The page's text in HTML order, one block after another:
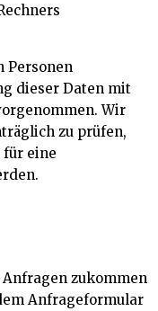
Personen
dieser Daten mit
Wir
zu prüfen,
eine
zukommen
Anfrageformular